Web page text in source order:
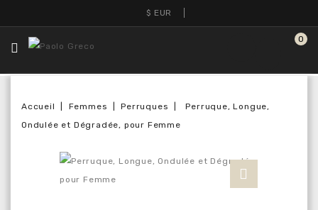
$ EUR
0
Accueil Femmes Perruques
Perruque, Longue,
Ondulée et Dégradée, pour Femme